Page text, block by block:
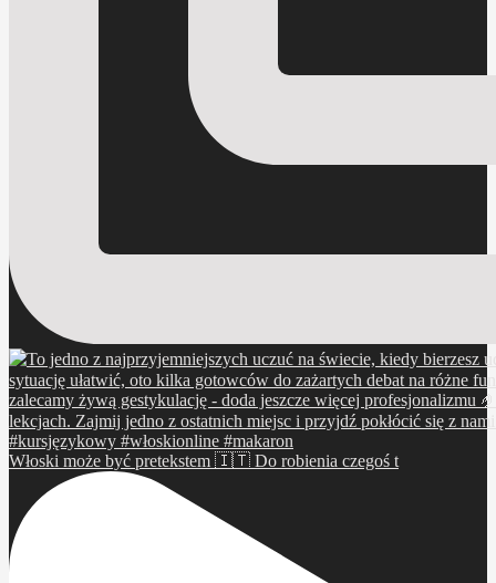
Włoski może być pretekstem 🇮🇹 Do robienia czegoś t